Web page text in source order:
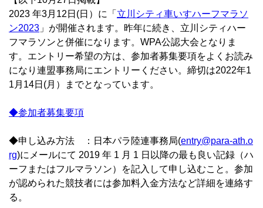
2023 年3月12日(日）に「 立川シティ車いすハーフマラソ
ン2023 」が開催されます。昨年に続き、立川シティハー
フマラソンと併催になります。WPA公認大会となりま
す。エントリー希望の方は、参加者募集要項をよくお読み
になり連盟事務局にエントリーください。 締切は2022年1
1月14日(月）までとなっています。
◆参加者募集要項
◆申し込み方法 ：日本パラ陸連事務局(entry@para-ath.o
rg)にメールにて 2019 年 1 月 1 日以降の最も良い記録（ハ
ーフまたはフルマラソン）を記入して申し込むこと。参加
が認められた競技者には参加料入金方法など詳細を連絡す
る。